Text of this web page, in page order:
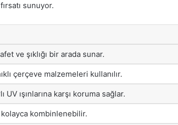
sunuyor.
ve şıklığı bir arada sunar.
çerçeve malzemeleri kullanılır.
UV ışınlarına karşı koruma sağlar.
kombinlenebilir.